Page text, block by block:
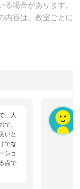
る場合があります。
内容は、教室ごとに
、人
で、
いと
でな
ショ
点で